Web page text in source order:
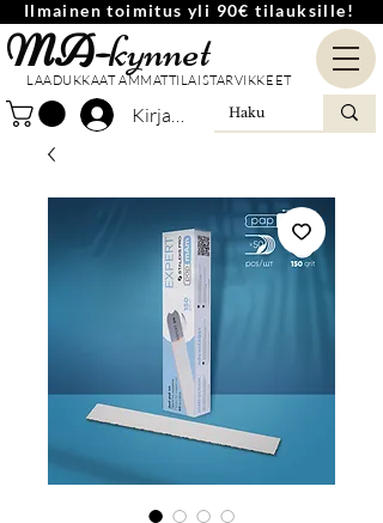
Ilmainen toimitus yli 90€ tilauksille!
MA-kynnet
LAADUKKAAT AMMATTILAISTARVIKKEET
Kirjaudu